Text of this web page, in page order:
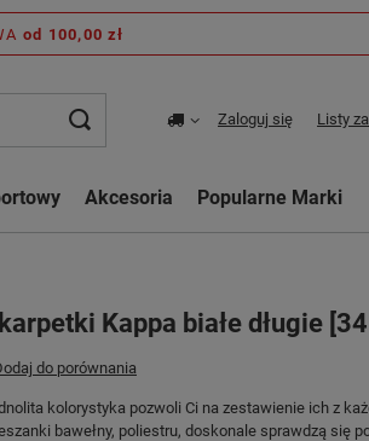
od 100,00 zł
Zaloguj się Listy
Akcesoria Popularne Marki
Kappa białe długie
do porównania
kolorystyka pozwoli Ci na zestawienie ich z
bawełny, poliestru, doskonale sprawdzą się